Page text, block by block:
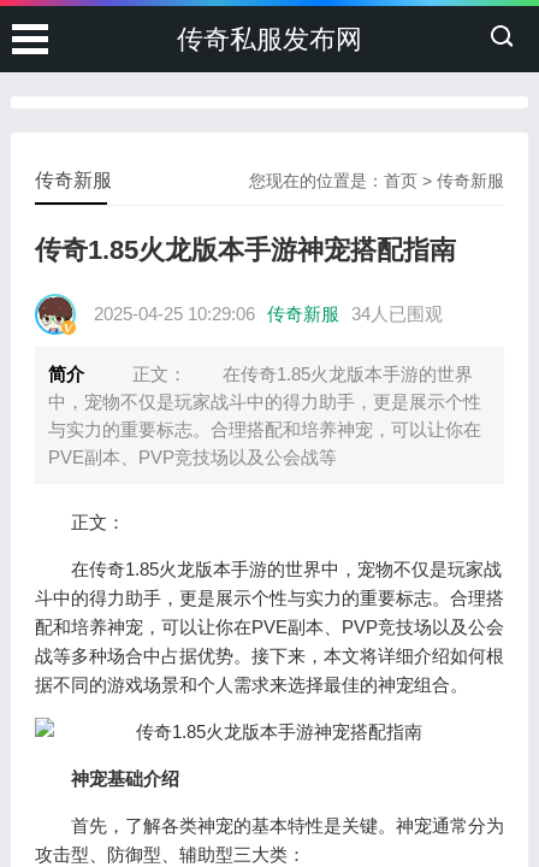
传奇私服发布网
您现在的位置是：首页 >传奇新服
传奇新服
传奇1.85火龙版本手游神宠搭配指南
2025-04-25 10:29:06 传奇新服 34人已围观
简介
正文： 在传奇1.85火龙版本手游的世界
中，宠物不仅是玩家战斗中的得力助手，更是展示个性
与实力的重要标志。合理搭配和培养神宠，可以让你在
PVE副本、PVP竞技场以及公会战等
正文：
在传奇1.85火龙版本手游的世界中，宠物不仅是玩家战
斗中的得力助手，更是展示个性与实力的重要标志。合理搭
配和培养神宠，可以让你在PVE副本、PVP竞技场以及公会
战等多种场合中占据优势。接下来，本文将详细介绍如何根
据不同的游戏场景和个人需求来选择最佳的神宠组合。
神宠基础介绍
首先，了解各类神宠的基本特性是关键。神宠通常分为
攻击型、防御型、辅助型三大类：